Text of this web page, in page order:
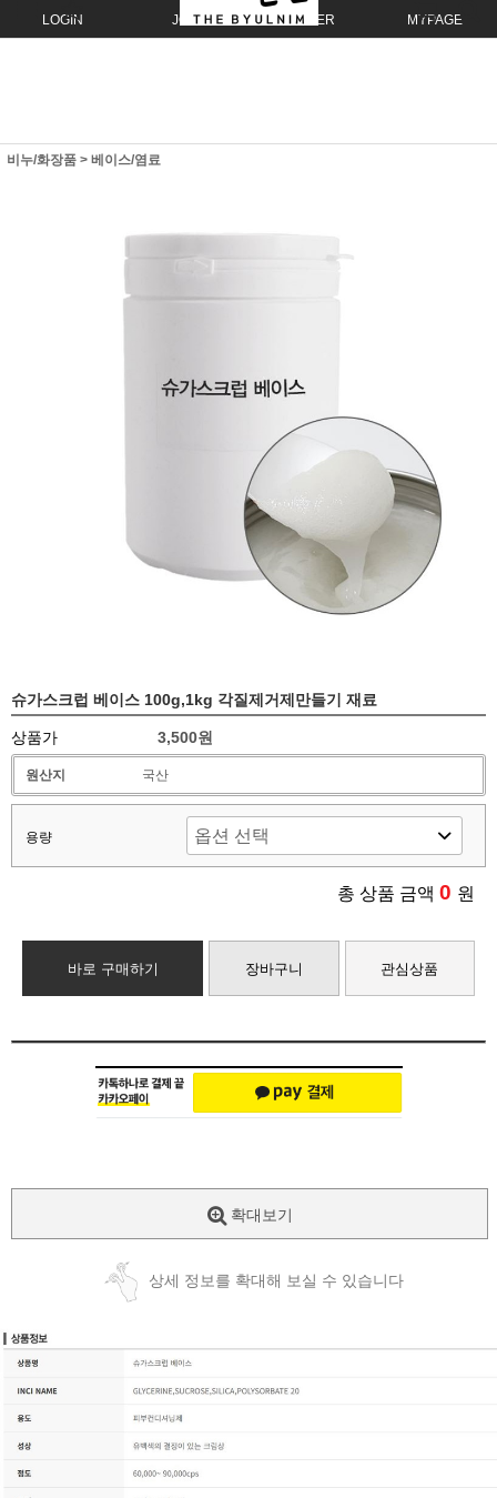
LOGIN JOIN ORDER MYPAGE
비누/화장품 > 베이스/염료
슈가스크럽 베이스 100g,1kg 각질제거제만들기 재료
상품가 3,500원
원산지 국산
용량
총 상품 금액 0 원
바로 구매하기 장바구니 관심상품
확대보기
상세 정보를 확대해 보실 수 있습니다